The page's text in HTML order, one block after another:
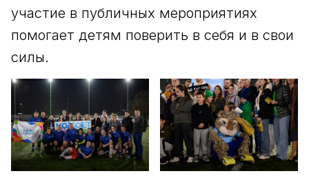
участие в публичных мероприятиях
помогает детям поверить в себя и в свои
силы.